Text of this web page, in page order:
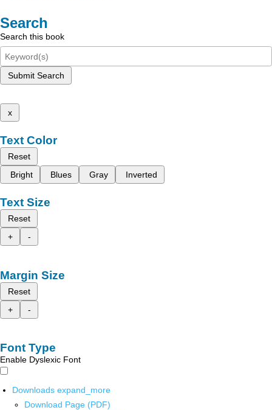
Search
Search this book
Submit Search
x
Text Color
Reset
Bright
Blues Gray Inverted
Text Size
Reset
+
-
Margin Size
Reset
+
-
Font Type
Enable Dyslexic Font
Downloads expand_more
Download Page (PDF)